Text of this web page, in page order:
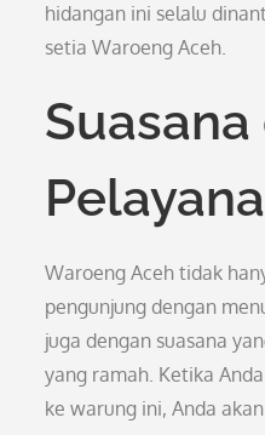
hidangan ini selalu
setia Waroeng Aceh.
Suasana
Waroeng Aceh tidak
pengunjung dengan
juga dengan suasana
yang ramah. Ketika
ke warung ini, Anda